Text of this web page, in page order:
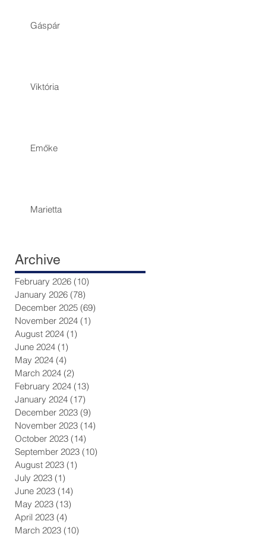
Gáspár
Viktória
Emőke
Marietta
Archive
February 2026 (10)
January 2026 (78)
December 2025 (69)
November 2024 (1)
August 2024 (1)
June 2024 (1)
May 2024 (4)
March 2024 (2)
February 2024 (13)
January 2024 (17)
December 2023 (9)
November 2023 (14)
October 2023 (14)
September 2023 (10)
August 2023 (1)
July 2023 (1)
June 2023 (14)
May 2023 (13)
April 2023 (4)
March 2023 (10)